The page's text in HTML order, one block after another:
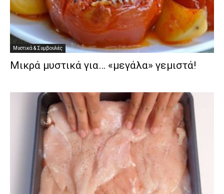
Μυστικά & Συμβουλές
Μικρά μυστικά για… «μεγάλα» γεμιστά!